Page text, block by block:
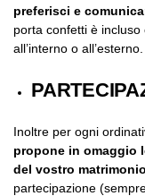
preferisci e
porta confetti è
all’interno o all’esterno.
Inoltre per ogni
propone in omaggio
del vostro matrimonio
partecipazione